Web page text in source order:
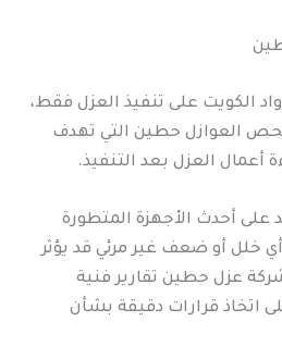
الكويت على تنفيذ العزل فقط،
العوازل حطين التي تهدف
أعمال العزل بعد التنفيذ.
على أحدث الأجهزة المتطورة
خلل أو ضعف غير مرئي قد يؤثر
عزل حطين تقارير فنية
اتخاذ قرارات دقيقة بشأن